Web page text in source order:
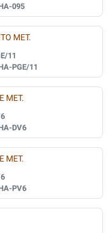
095
MET.
11
PGE/11
MET.
DV6
MET.
PV6